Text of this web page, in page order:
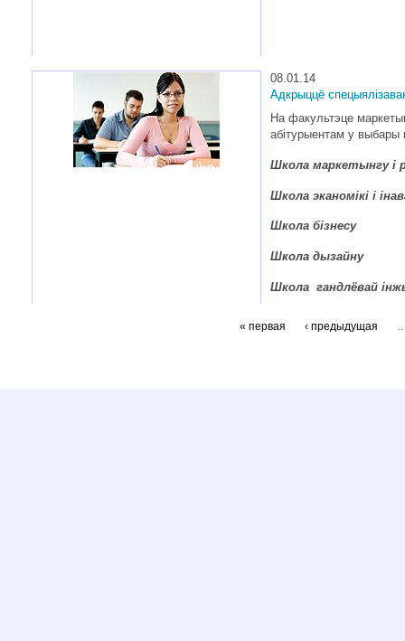
08.01.14
Адкрыццё
На факультэце
абiтурыентам у выбары
Школа маркетынгу i
Школа эканомiкi i
Школа бiзнесу
Школа дызайну
Школа гандлёвай
« первая ‹ предыдущая